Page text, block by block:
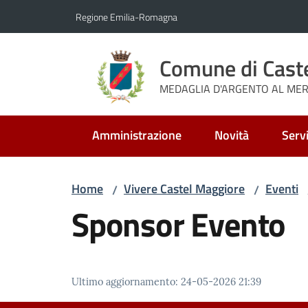
Regione Emilia-Romagna
Comune di
MEDAGLIA D'ARGENTO AL
Amministrazione Novità
Home / Vivere Castel Maggiore / Eventi
Sponsor Evento
Ultimo aggiornamento: 24-05-2026 21:39